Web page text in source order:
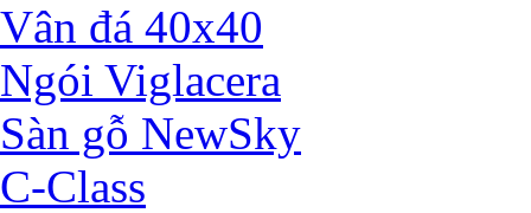
Vân đá 40x40
Ngói Viglacera
Sàn gỗ NewSky
C-Class